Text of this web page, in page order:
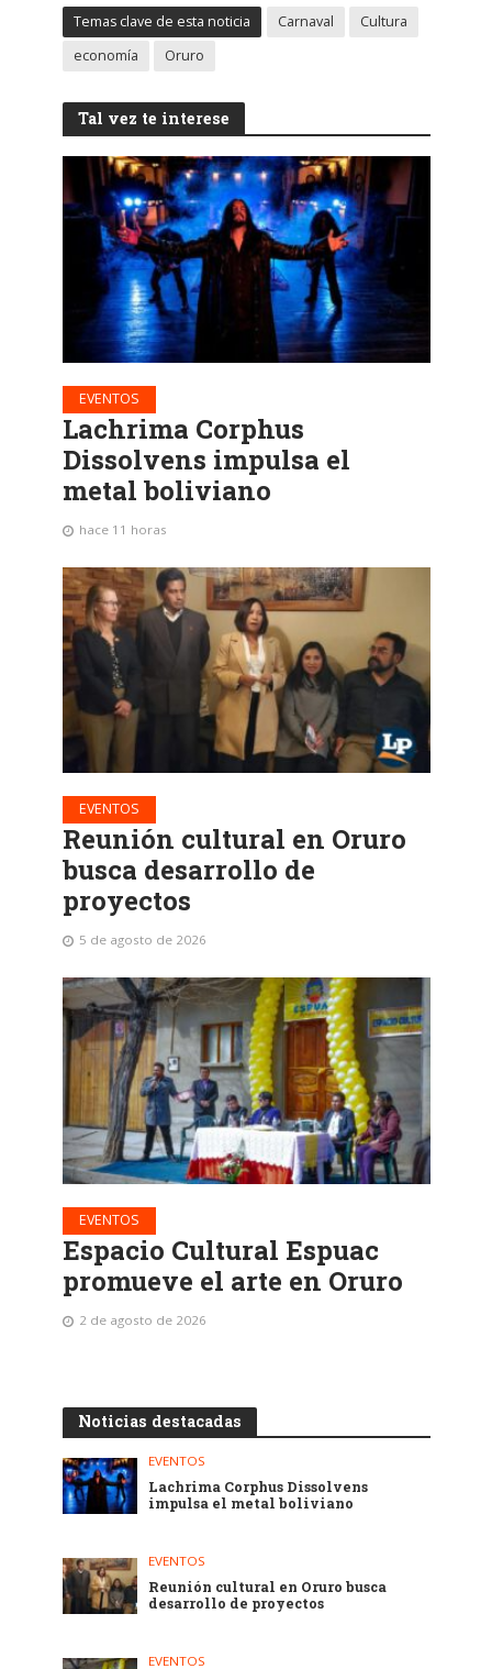
Temas clave de esta noticia Carnaval
Cultura
economía
Oruro
Tal vez te interese
EVENTOS
Lachrima Corphus
Dissolvens impulsa el
metal boliviano
hace 11 horas
EVENTOS
Reunión cultural en Oruro
busca desarrollo de
proyectos
5 de agosto de 2026
EVENTOS
Espacio Cultural Espuac
promueve el arte en Oruro
2 de agosto de 2026
Noticias destacadas
EVENTOS
Lachrima Corphus Dissolvens
impulsa el metal boliviano
EVENTOS
Reunión cultural en Oruro busca
desarrollo de proyectos
EVENTOS